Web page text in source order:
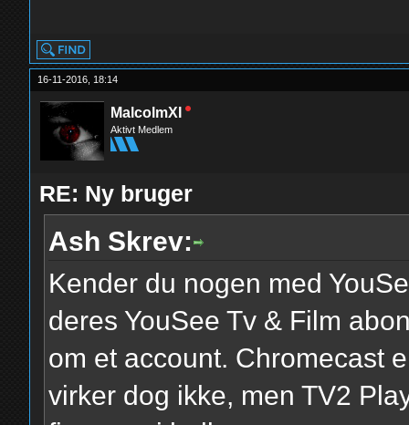
16-11-2016, 18:14
MalcolmXI
Aktivt Medlem
RE: Ny bruger
Ash Skrev:
Kender du nogen med
deres YouSee Tv & Film
om et account. Chromecast
virker dog ikke, men TV2